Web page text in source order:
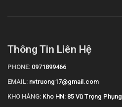
Thông Tin Liên Hệ
PHONE: 0971899466
EMAIL: nvtruong17@gmail.com
KHO HÀNG: Kho HN: 85 Vũ Trọng Phụng